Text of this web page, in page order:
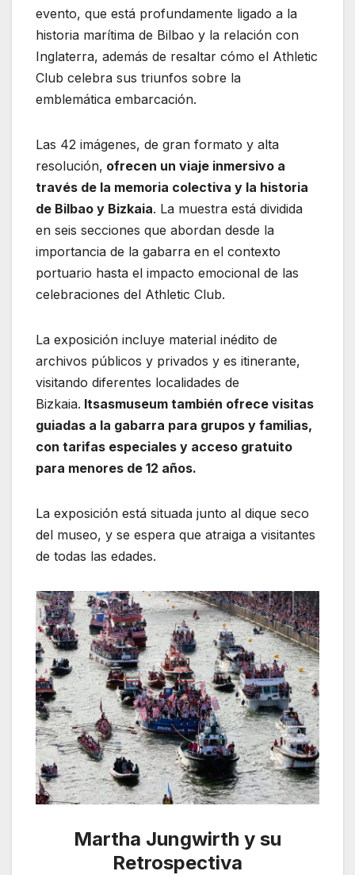
evento, que está profundamente ligado a la
historia marítima de Bilbao y la relación con
Inglaterra, además de resaltar cómo el Athletic
Club celebra sus triunfos sobre la
emblemática embarcación.
Las 42 imágenes, de gran formato y alta
resolución, ofrecen un viaje inmersivo a
través de la memoria colectiva y la historia
de Bilbao y Bizkaia. La muestra está dividida
en seis secciones que abordan desde la
importancia de la gabarra en el contexto
portuario hasta el impacto emocional de las
celebraciones del Athletic Club.
La exposición incluye material inédito de
archivos públicos y privados y es itinerante,
visitando diferentes localidades de
Bizkaia. Itsasmuseum también ofrece visitas
guiadas a la gabarra para grupos y familias,
con tarifas especiales y acceso gratuito
para menores de 12 años.
La exposición está situada junto al dique seco
del museo, y se espera que atraiga a visitantes
de todas las edades.
Martha Jungwirth y su
Retrospectiva